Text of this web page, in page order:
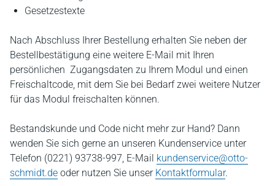
Gesetzestexte
Nach Abschluss Ihrer Bestellung erhalten Sie neben der
Bestellbestätigung eine weitere E-Mail mit Ihren
persönlichen Zugangsdaten zu Ihrem Modul und einen
Freischaltcode, mit dem Sie bei Bedarf zwei weitere Nutzer
für das Modul freischalten können.
Bestandskunde und Code nicht mehr zur Hand? Dann
wenden Sie sich gerne an unseren Kundenservice unter
Telefon (0221) 93738-997, E-Mail kundenservice@otto-
schmidt.de oder nutzen Sie unser Kontaktformular.